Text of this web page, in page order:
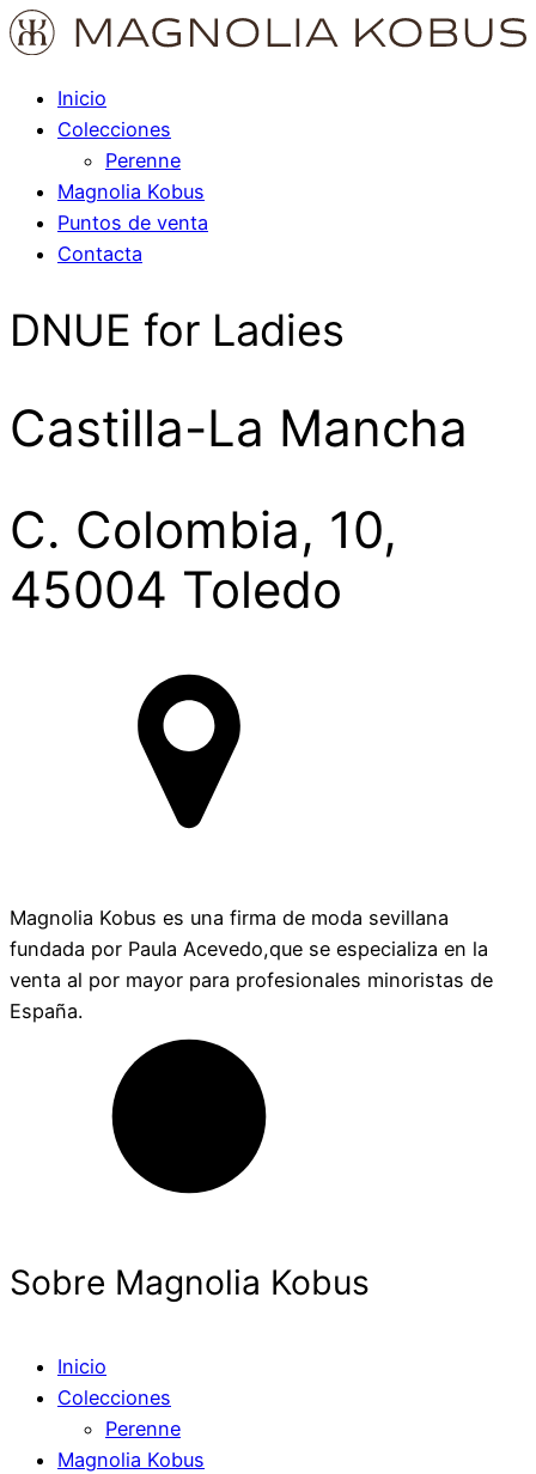
Inicio
Colecciones
Perenne
Magnolia Kobus
Puntos de venta
Contacta
DNUE for Ladies
Castilla-La Mancha
C. Colombia, 10,
45004 Toledo
Magnolia Kobus es una firma de moda sevillana
fundada por Paula Acevedo,que se especializa en la
venta al por mayor para profesionales minoristas de
España.
Sobre Magnolia Kobus
Inicio
Colecciones
Perenne
Magnolia Kobus